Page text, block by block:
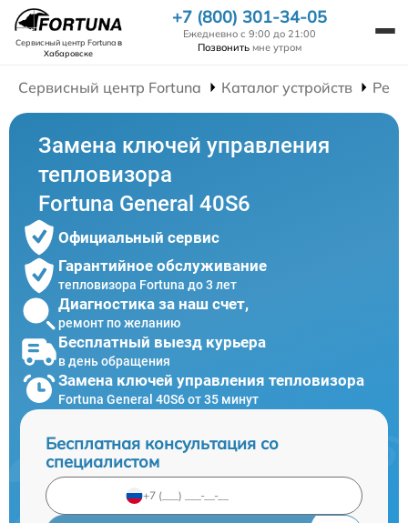
Сервисный центр Fortunaв
Хабаровске
+7 (800) 301-34-05
Ежедневно с 9:00 до 21:00
Позвонить мне утром
Сервисный центр Fortuna Каталог устройств
Замена ключей управления
тепловизора
Fortuna General 40S6
Официальный сервис
Гарантийное обслуживание
тепловизора Fortuna до 3 лет
Диагностика за наш счет,
ремонт по желанию
Бесплатный выезд курьера
в день обращения
Замена ключей управления тепловизора
Fortuna General 40S6 от 35 минут
Бесплатная консультация со
специалистом